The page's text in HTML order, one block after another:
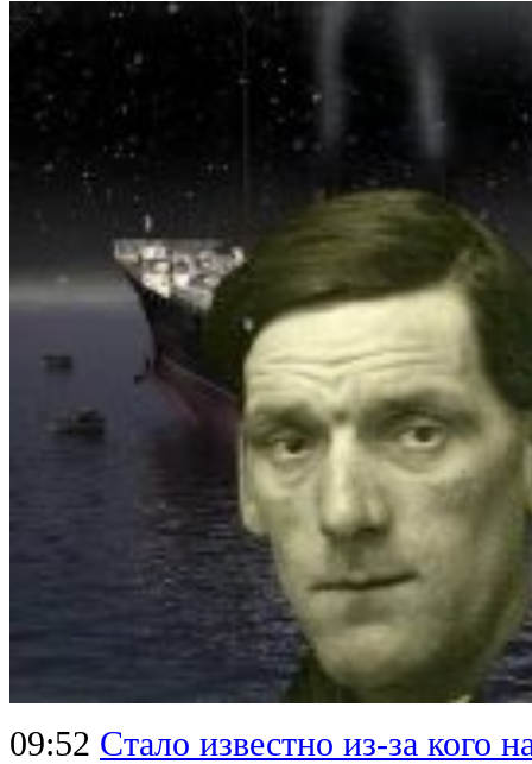
09:52 Стало известно из-за кого